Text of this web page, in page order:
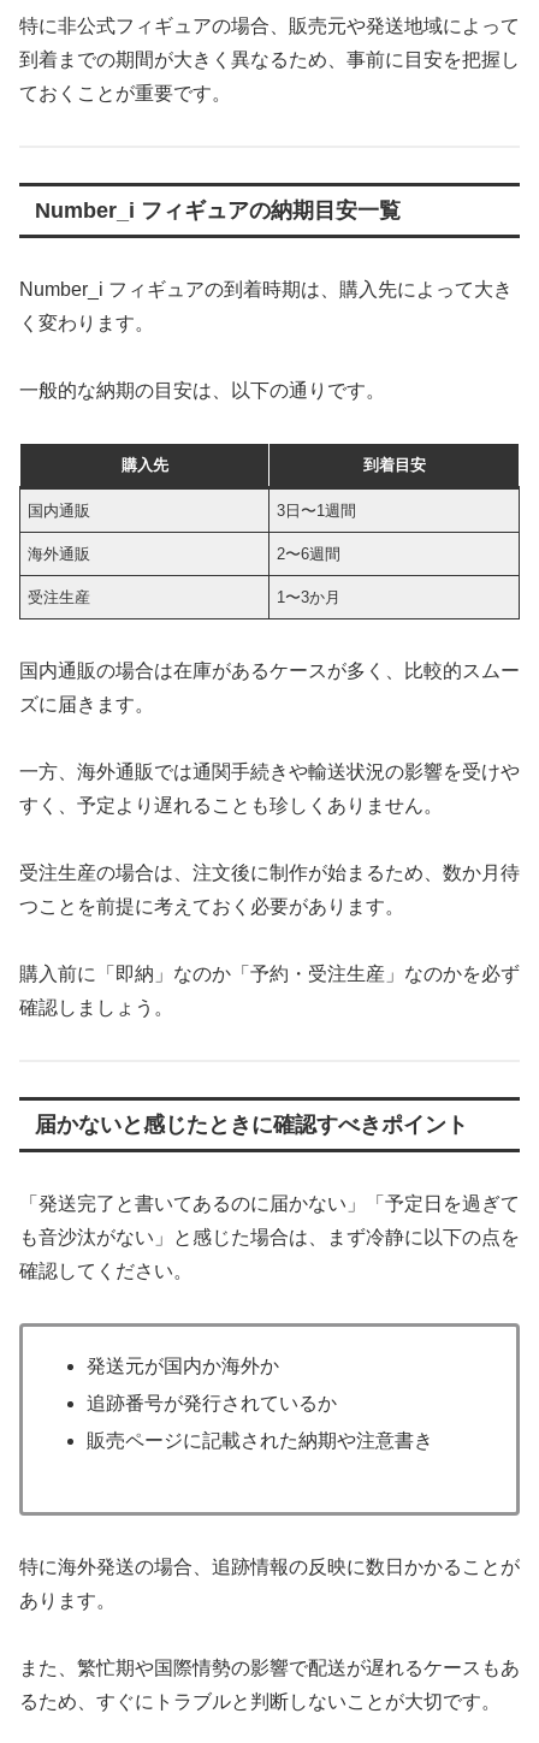
特に非公式フィギュアの場合、販売元や発送地域によって
到着までの期間が大きく異なるため、事前に目安を把握し
ておくことが重要です。
Number_i フィギュアの納期目安一覧
Number_i フィギュアの到着時期は、購入先によって大き
く変わります。
一般的な納期の目安は、以下の通りです。
購入先 到着目安
国内通販 3日〜1週間
海外通販 2〜6週間
受注生産 1〜3か月
国内通販の場合は在庫があるケースが多く、比較的スムー
ズに届きます。
一方、海外通販では通関手続きや輸送状況の影響を受けや
すく、予定より遅れることも珍しくありません。
受注生産の場合は、注文後に制作が始まるため、数か月待
つことを前提に考えておく必要があります。
購入前に「即納」なのか「予約・受注生産」なのかを必ず
確認しましょう。
届かないと感じたときに確認すべきポイント
「発送完了と書いてあるのに届かない」「予定日を過ぎて
も音沙汰がない」と感じた場合は、まず冷静に以下の点を
確認してください。
発送元が国内か海外か
追跡番号が発行されているか
販売ページに記載された納期や注意書き
特に海外発送の場合、追跡情報の反映に数日かかることが
あります。
また、繁忙期や国際情勢の影響で配送が遅れるケースもあ
るため、すぐにトラブルと判断しないことが大切です。